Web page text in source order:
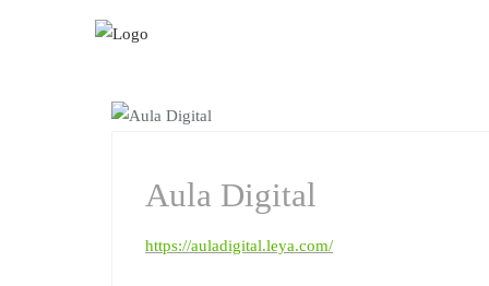
Aula Digital
https://auladigital.leya.com/